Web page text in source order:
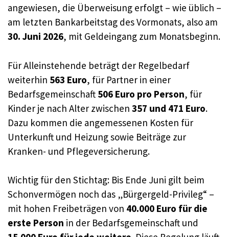
angewiesen, die Überweisung erfolgt – wie üblich –
am letzten Bankarbeitstag des Vormonats, also am
30. Juni 2026, mit Geldeingang zum Monatsbeginn.
Für Alleinstehende beträgt der Regelbedarf
weiterhin 563 Euro, für Partner in einer
Bedarfsgemeinschaft 506 Euro pro Person, für
Kinder je nach Alter zwischen 357 und 471 Euro.
Dazu kommen die angemessenen Kosten für
Unterkunft und Heizung sowie Beiträge zur
Kranken- und Pflegeversicherung.
Wichtig für den Stichtag: Bis Ende Juni gilt beim
Schonvermögen noch das „Bürgergeld-Privileg“ –
mit hohen Freibeträgen von 40.000 Euro für die
erste Person in der Bedarfsgemeinschaft und